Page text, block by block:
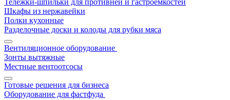
Тележки-шпильки для противней и гастроемкостей
Шкафы из нержавейки
Полки кухонные
Разделочные доски и колоды для рубки мяса
Вентиляционное оборудование
Зонты вытяжные
Местные вентоотсосы
Готовые решения для бизнеса
Оборудование для фастфуда